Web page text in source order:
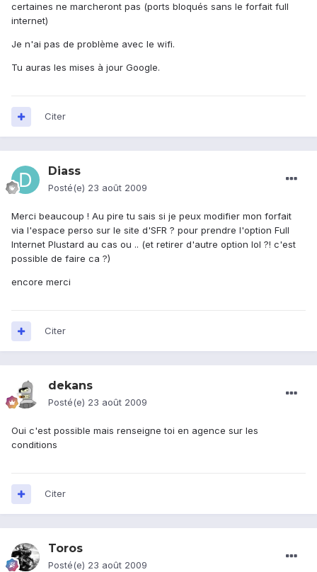
certaines ne marcheront pas (ports bloqués sans le forfait full
internet)
Je n'ai pas de problème avec le wifi.
Tu auras les mises à jour Google.
Citer
Diass
Posté(e) 23 août 2009
Merci beaucoup ! Au pire tu sais si je peux modifier mon forfait
via l'espace perso sur le site d'SFR ? pour prendre l'option Full
Internet Plustard au cas ou .. (et retirer d'autre option lol ?! c'est
possible de faire ca ?)
encore merci
Citer
dekans
Posté(e) 23 août 2009
Oui c'est possible mais renseigne toi en agence sur les
conditions
Citer
Toros
Posté(e) 23 août 2009